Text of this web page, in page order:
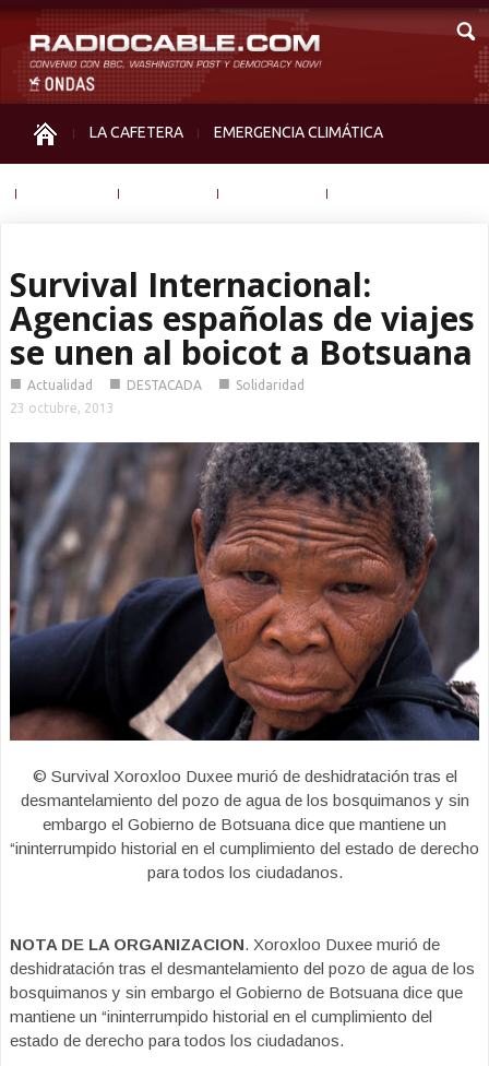
LA CAFETERA EMERGENCIA CLIMÁTICA
Survival Internacional:
Agencias españolas de viajes
se unen al boicot a Botsuana
■ Actualidad ■ DESTACADA ■ Solidaridad
23 octubre, 2013
© Survival Xoroxloo Duxee murió de deshidratación tras el
desmantelamiento del pozo de agua de los bosquimanos y sin
embargo el Gobierno de Botsuana dice que mantiene un
“ininterrumpido historial en el cumplimiento del estado de derecho
para todos los ciudadanos.
NOTA DE LA ORGANIZACION. Xoroxloo Duxee murió de
deshidratación tras el desmantelamiento del pozo de agua de los
bosquimanos y sin embargo el Gobierno de Botsuana dice que
mantiene un “ininterrumpido historial en el cumplimiento del
estado de derecho para todos los ciudadanos.